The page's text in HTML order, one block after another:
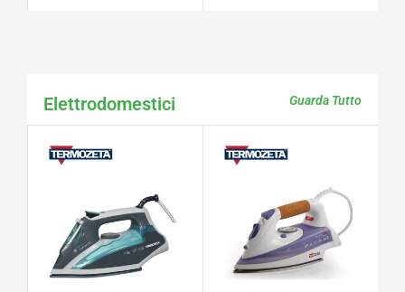
Elettrodomestici Guarda Tutto